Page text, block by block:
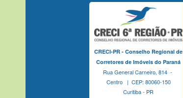
CRECI-PR - Conselho Regional de
Corretores de Imóveis do Paraná
Rua General Carneiro, 814 -
Centro | CEP: 80060-150
Curitiba - PR